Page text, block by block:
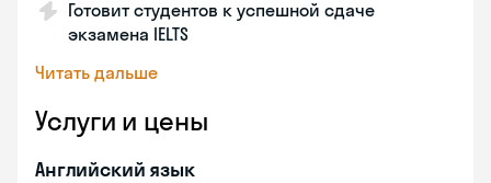
Готовит студентов к успешной сдаче
экзамена IELTS
Читать дальше
Услуги и цены
Английский язык